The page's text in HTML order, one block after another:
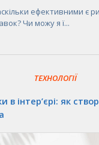
ефективними є
Чи можу я ї...
ТЕХНОЛОГІЇ
в інтер’єрі: як